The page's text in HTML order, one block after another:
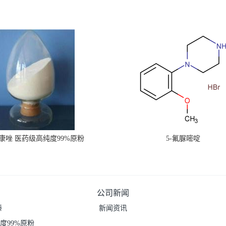
唑 医药级高纯度99%原粉 5-氟脲嘧啶
99%原粉
公司新闻
新闻资讯